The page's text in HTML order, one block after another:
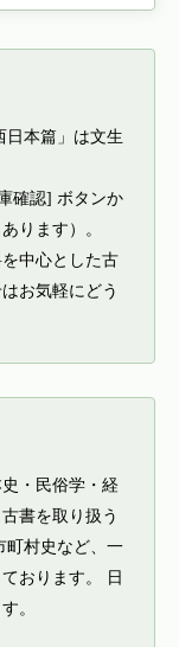
日本篇」は文生
確認] ボタンか
ります）。
中心とした古
お気軽にどう
・民俗学・経
書を取り扱う
町村史など、一
おります。 日
。